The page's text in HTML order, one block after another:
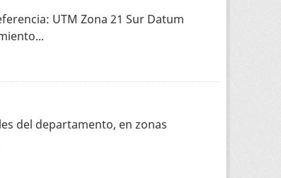
UTM Zona 21 Sur Datum
del departamento, en zonas